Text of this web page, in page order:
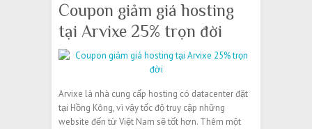
Coupon giảm giá hosting
tại Arvixe 25% trọn đời
Arvixe là nhà cung cấp hosting có datacenter đặt
tại Hồng Kông, vì vậy tốc độ truy cập những
website đến từ Việt Nam sẽ tốt hơn. Thêm một